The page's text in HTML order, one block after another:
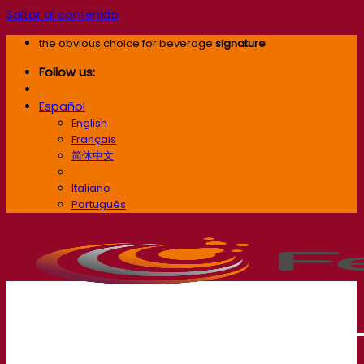
Saltar al contenido
the obvious choice for beverage signature
Follow us:
Español
English
Français
简体中文
Italiano
Português